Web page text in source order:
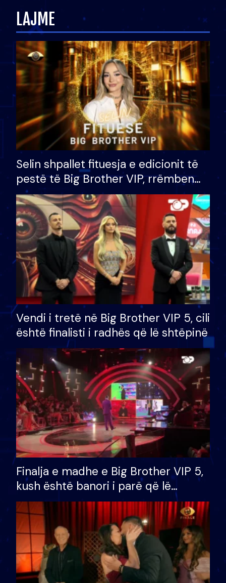
LAJME
Selin shpallet fituesja e edicionit të
pestë të Big Brother VIP, rrëmben
çmimin e madh prej 100 mijë eurosh
Vendi i tretë në Big Brother VIP 5, cili
është finalisti i radhës që lë shtëpinë
Finalja e madhe e Big Brother VIP 5,
kush është banori i parë që lë
shtëpinë dhe humb mundësinë për
të fituar çmimin e madh